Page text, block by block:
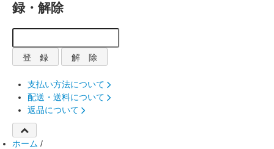
録・解除
支払い方法について
配送・送料について
返品について
ホーム /